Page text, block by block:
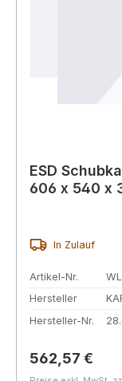
ESD
606 x 540 x
In Zulauf
Artikel-Nr.
Hersteller
Hersteller-Nr.
Regulärer
562,57 €